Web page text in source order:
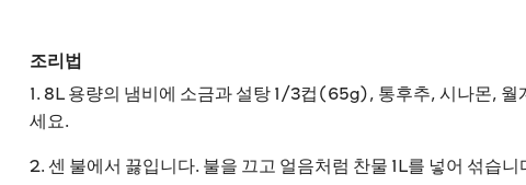
조리법
1. 8L 용량의 냄비에 소금과 설탕 1/3컵(65g), 통후추, 시나몬, 월
세요.
2. 센 불에서 끓입니다. 불을 끄고 얼음처럼 찬물 1L를 넣어 섞습